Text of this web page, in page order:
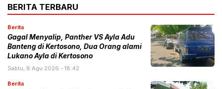
BERITA TERBARU
Berita
Gagal Menyalip, Panther VS Ayla Adu
Banteng di Kertosono, Dua Orang alami
Lukano Ayla di Kertosono
Sabtu, 8 Agu 2026 - 18:42
Berita